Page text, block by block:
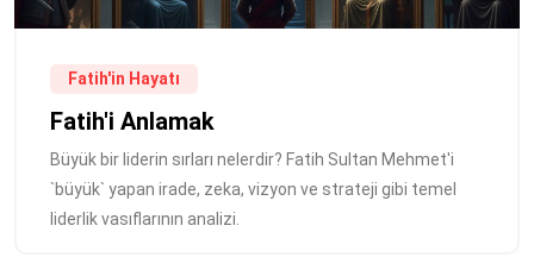
Fatih'in Hayatı
Fatih'i Anlamak
Büyük bir liderin sırları nelerdir? Fatih Sultan Mehmet'i
`büyük` yapan irade, zeka, vizyon ve strateji gibi temel
liderlik vasıflarının analizi.